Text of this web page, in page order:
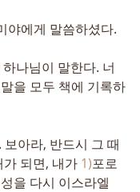
야에게 말씀하셨다.
나님이 말한다. 너
을 모두 책에 기록하
아라, 반드시 그 때
되면, 내가 1)포로
을 다시 이스라엘